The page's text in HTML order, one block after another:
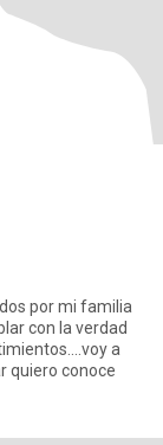
por mi familia
con la verdad
a
quiero conoce